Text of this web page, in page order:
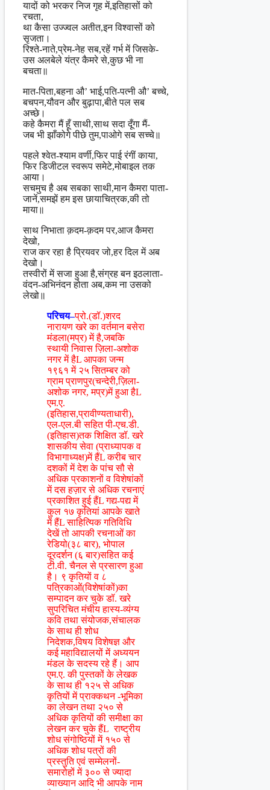
यादों को भरकर निज गृह में,इतिहासों को
रचता,
था कैसा उज्ज्वल अतीत,इन विश्वासों को
सृजता।
रिश्ते-नाते,प्रेम-नेह सब,रहें गर्भ में जिसके-
उस अलबेले यंत्र कैमरे से,कुछ भी ना
बचता॥
मात-पिता,बहना औ’ भाई,पति-पत्नी औ’ बच्चे,
बचपन,यौवन और बुढ़ापा,बीते पल सब
अच्छे।
कहे कैमरा मैं हूँ साथी,साथ सदा दूँगा मैं-
जब भी झाँकोगे पीछे तुम,पाओगे सब सच्चे॥
पहले श्वेत-श्याम वर्णी,फिर पाई रंगीं काया,
फिर डिजीटल स्वरूप समेटे,मोबाइल तक
आया।
सचमुच है अब सबका साथी,मान कैमरा पाता-
जानें,समझें हम इस छायाचित्रक,की तो
माया॥
साथ निभाता क़दम-क़दम पर,आज कैमरा
देखो,
राज कर रहा है प्रियवर जो,हर दिल में अब
देखो।
तस्वीरों में सजा हुआ है,संग्रह बन इठलाता-
वंदन-अभिनंदन होता अब,कम ना उसको
लेखो॥
परिचय–प्रो.(डॉ.)शरद
नारायण खरे का वर्तमान बसेरा
मंडला(मप्र) में है,जबकि
स्थायी निवास ज़िला-अशोक
नगर में हैL आपका जन्म
१९६१ में २५ सितम्बर को
ग्राम प्राणपुर(चन्देरी,ज़िला-
अशोक नगर, मप्र)में हुआ हैL
एम.ए.
(इतिहास,प्रावीण्यताधारी),
एल-एल.बी सहित पी-एच.डी.
(इतिहास)तक शिक्षित डॉ. खरे
शासकीय सेवा (प्राध्यापक व
विभागाध्यक्ष)में हैंL करीब चार
दशकों में देश के पांच सौ से
अधिक प्रकाशनों व विशेषांकों
में दस हज़ार से अधिक रचनाएं
प्रकाशित हुई हैंL गद्य-पद्य में
कुल १७ कृतियां आपके खाते
में हैंL साहित्यिक गतिविधि
देखें तो आपकी रचनाओं का
रेडियो(३८ बार), भोपाल
दूरदर्शन (६ बार)सहित कई
टी.वी. चैनल से प्रसारण हुआ
है। ९ कृतियों व ८
पत्रिकाओं(विशेषांकों)का
सम्पादन कर चुके डॉ. खरे
सुपरिचित मंचीय हास्य-व्यंग्य
कवि तथा संयोजक,संचालक
के साथ ही शोध
निदेशक,विषय विशेषज्ञ और
कई महाविद्यालयों में अध्ययन
मंडल के सदस्य रहे हैं। आप
एम.ए. की पुस्तकों के लेखक
के साथ ही १२५ से अधिक
कृतियों में प्राक्कथन -भूमिका
का लेखन तथा २५० से
अधिक कृतियों की समीक्षा का
लेखन कर चुके हैंL राष्ट्रीय
शोध संगोष्ठियों में १५० से
अधिक शोध पत्रों की
प्रस्तुति एवं सम्मेलनों-
समारोहों में ३०० से ज्यादा
व्याख्यान आदि भी आपके नाम